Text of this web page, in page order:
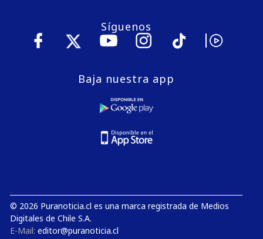
Síguenos
Baja nuestra app
© 2026 Puranoticia.cl es una marca registrada de Medios
Digitales de Chile S.A.
E-Mail: editor@puranoticia.cl